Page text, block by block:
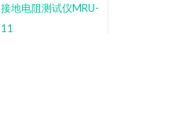
接地电阻测试仪MRU-
11